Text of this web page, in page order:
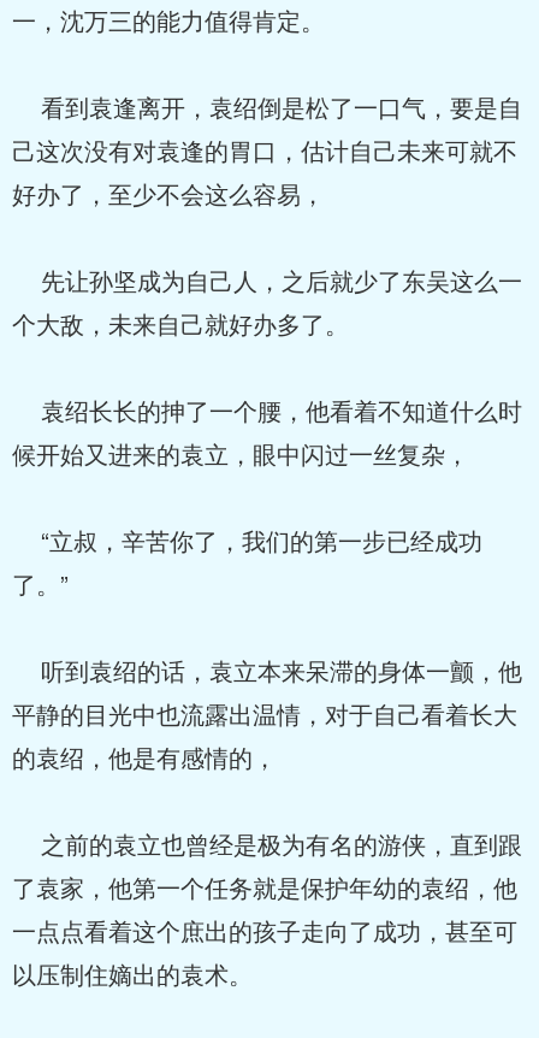
一，沈万三的能力值得肯定。
看到袁逢离开，袁绍倒是松了一口气，要是自
己这次没有对袁逢的胃口，估计自己未来可就不
好办了，至少不会这么容易，
先让孙坚成为自己人，之后就少了东吴这么一
个大敌，未来自己就好办多了。
袁绍长长的抻了一个腰，他看着不知道什么时
候开始又进来的袁立，眼中闪过一丝复杂，
“立叔，辛苦你了，我们的第一步已经成功
了。”
听到袁绍的话，袁立本来呆滞的身体一颤，他
平静的目光中也流露出温情，对于自己看着长大
的袁绍，他是有感情的，
之前的袁立也曾经是极为有名的游侠，直到跟
了袁家，他第一个任务就是保护年幼的袁绍，他
一点点看着这个庶出的孩子走向了成功，甚至可
以压制住嫡出的袁术。